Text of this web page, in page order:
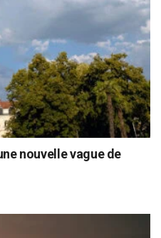
nouvelle vague de